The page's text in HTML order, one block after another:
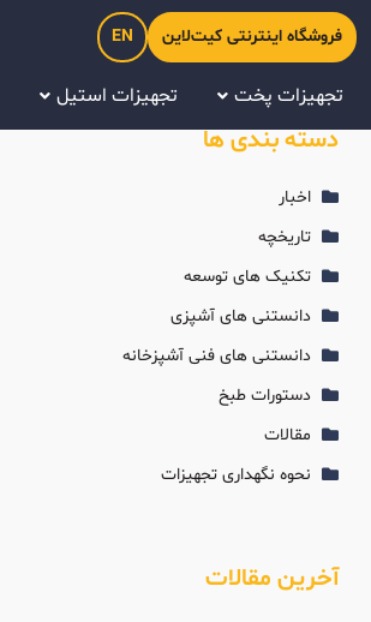
فروشگاه اینترنتی کیت‌لاین EN
تجهیزات پخت تجهیزات استیل
دسته بندی ها
اخبار
تاریخچه
تکنیک های توسعه
دانستنی های آشپزی
دانستنی های فنی آشپزخانه
دستورات طبخ
مقالات
نحوه نگهداری تجهیزات
آخرین مقالات